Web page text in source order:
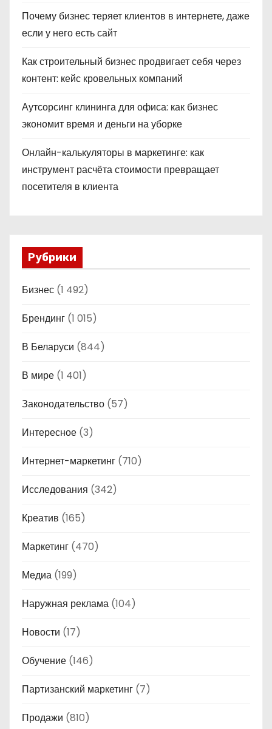
Почему бизнес теряет клиентов в интернете, даже
если у него есть сайт
Как строительный бизнес продвигает себя через
контент: кейс кровельных компаний
Аутсорсинг клининга для офиса: как бизнес
экономит время и деньги на уборке
Онлайн-калькуляторы в маркетинге: как
инструмент расчёта стоимости превращает
посетителя в клиента
Рубрики
Бизнес (1 492)
Брендинг (1 015)
В Беларуси (844)
В мире (1 401)
Законодательство (57)
Интересное (3)
Интернет-маркетинг (710)
Исследования (342)
Креатив (165)
Маркетинг (470)
Медиа (199)
Наружная реклама (104)
Новости (17)
Обучение (146)
Партизанский маркетинг (7)
Продажи (810)